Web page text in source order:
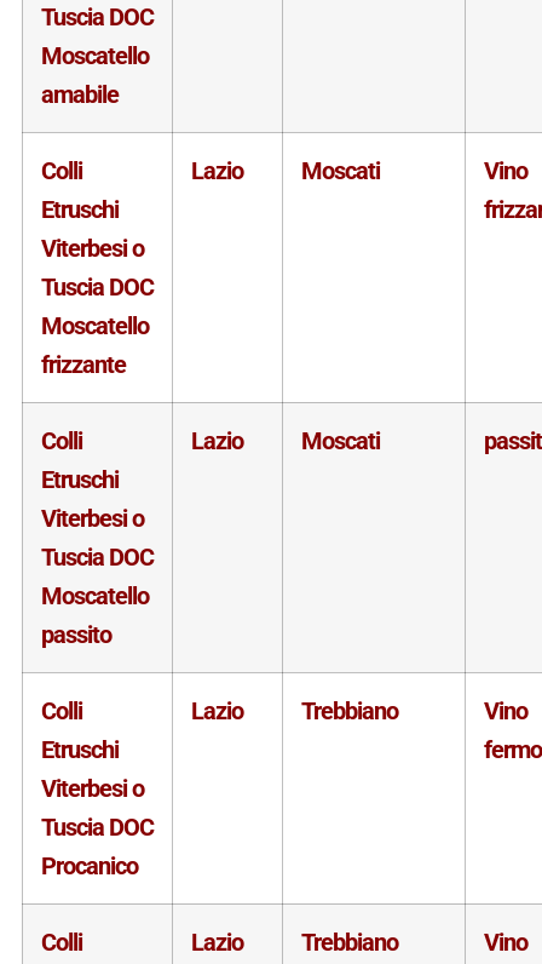
Tuscia DOC
Moscatello
amabile
Colli
Etruschi
Viterbesi o
Tuscia DOC
Moscatello
frizzante
Lazio Moscati
Vino
Colli
Etruschi
Viterbesi o
Tuscia DOC
Moscatello
passito
Lazio Moscati
Colli
Etruschi
Viterbesi o
Tuscia DOC
Procanico
Lazio Trebbiano
Vino
fermo
Colli
Lazio Trebbiano
Vino